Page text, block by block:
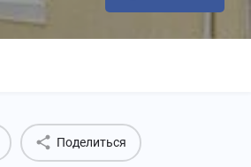
Поделиться